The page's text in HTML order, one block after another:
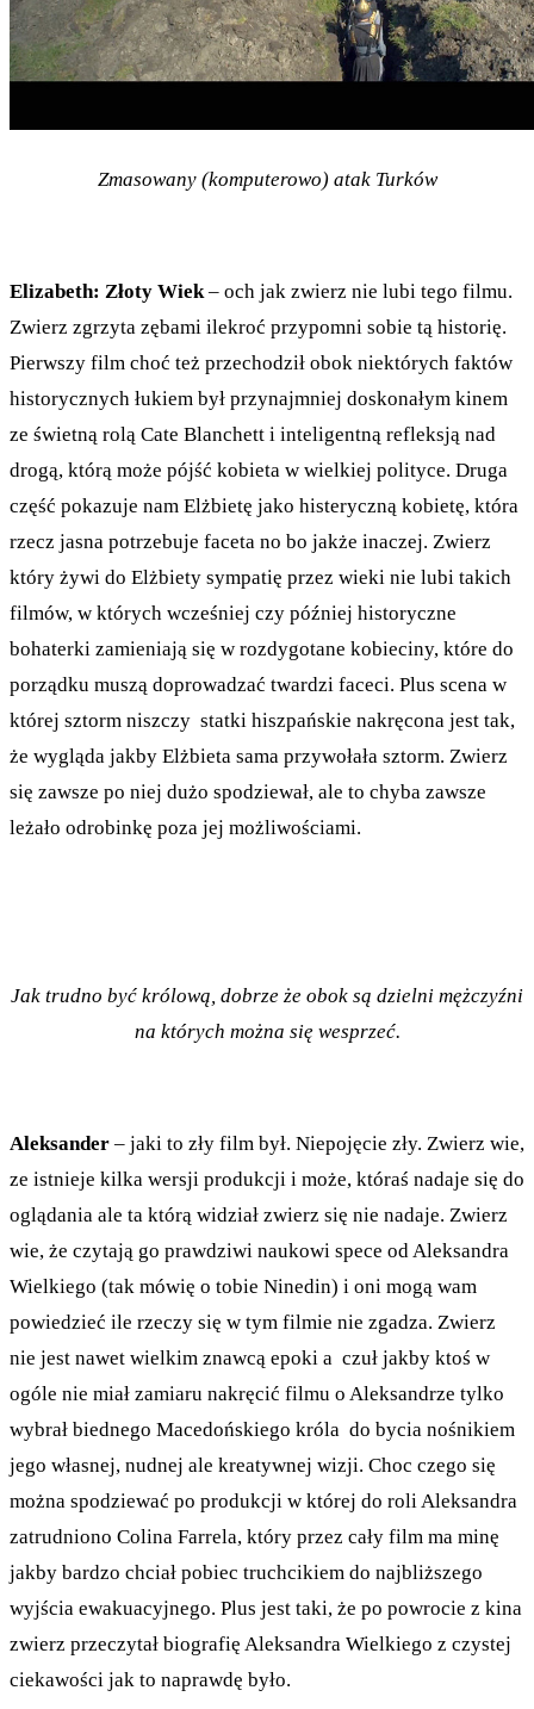
Zmasowany (komputerowo) atak Turków
Elizabeth: Złoty Wiek– och jak zwierz nie lubi tego filmu.
Zwierz zgrzyta zębami ilekroć przypomni sobie tą historię.
Pierwszy film choć też przechodził obok niektórych faktów
historycznych łukiem był przynajmniej doskonałym kinem
ze świetną rolą Cate Blanchett i inteligentną refleksją nad
drogą, którą może pójść kobieta w wielkiej polityce. Druga
część pokazuje nam Elżbietę jako histeryczną kobietę, która
rzecz jasna potrzebuje faceta no bo jakże inaczej. Zwierz
który żywi do Elżbiety sympatię przez wieki nie lubi takich
filmów, w których wcześniej czy później historyczne
bohaterki zamieniają się w rozdygotane kobieciny, które do
porządku muszą doprowadzać twardzi faceci. Plus scena w
której sztorm niszczy statki hiszpańskie nakręcona jest tak,
że wygląda jakby Elżbieta sama przywołała sztorm. Zwierz
się zawsze po niej dużo spodziewał, ale to chyba zawsze
leżało odrobinkę poza jej możliwościami.
Jak trudno być królową, dobrze że obok są dzielni mężczyźni
na których można się wesprzeć.
Aleksander – jaki to zły film był. Niepojęcie zły. Zwierz wie,
ze istnieje kilka wersji produkcji i może, któraś nadaje się do
oglądania ale ta którą widział zwierz się nie nadaje. Zwierz
wie, że czytają go prawdziwi naukowi spece od Aleksandra
Wielkiego (tak mówię o tobie Ninedin) i oni mogą wam
powiedzieć ile rzeczy się w tym filmie nie zgadza. Zwierz
nie jest nawet wielkim znawcą epoki a czuł jakby ktoś w
ogóle nie miał zamiaru nakręcić filmu o Aleksandrze tylko
wybrał biednego Macedońskiego króla do bycia nośnikiem
jego własnej, nudnej ale kreatywnej wizji. Choc czego się
można spodziewać po produkcji w której do roli Aleksandra
zatrudniono Colina Farrela, który przez cały film ma minę
jakby bardzo chciał pobiec truchcikiem do najbliższego
wyjścia ewakuacyjnego. Plus jest taki, że po powrocie z kina
zwierz przeczytał biografię Aleksandra Wielkiego z czystej
ciekawości jak to naprawdę było.